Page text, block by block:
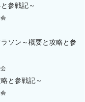
参戦記～
ソン～概要と攻略と参
と参戦記～